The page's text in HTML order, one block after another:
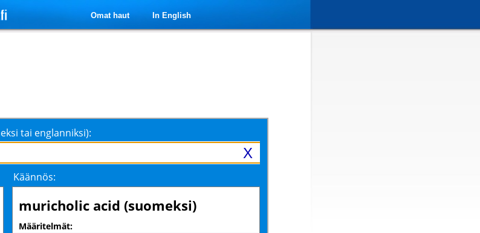
Omat haut In English
tai englanniksi):
X
Käännös:
muricholic acid (suomeksi)
Määritelmät: